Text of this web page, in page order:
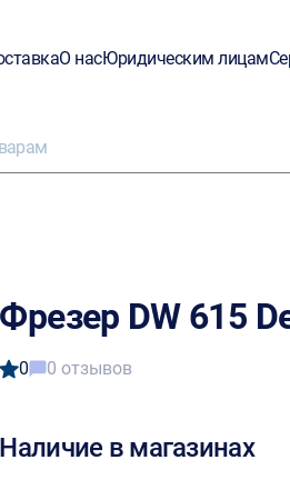
О насЮридическим лицам
Фрезер DW 615
0 0 отзывов
Наличие в магазинах